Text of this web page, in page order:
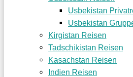
Usbekistan
Usbekistan
Kirgistan Reisen
Tadschikistan Reisen
Kasachstan Reisen
Indien Reisen